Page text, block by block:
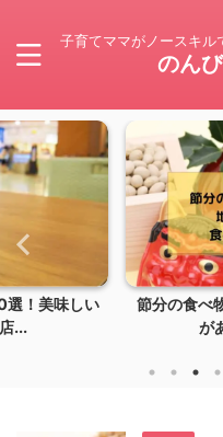
子育てママがノースキル
のん
美味しい
節分の食べ物
があ